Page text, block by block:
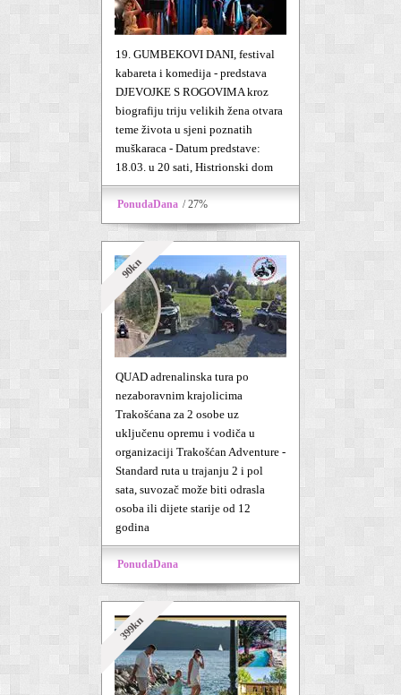
19. GUMBEKOVI DANI, festival
kabareta i komedija - predstava
DJEVOJKE S ROGOVIMA kroz
biografiju triju velikih žena otvara
teme života u sjeni poznatih
muškaraca - Datum predstave:
18.03. u 20 sati, Histrionski dom
PonudaDana / 27%
90kn
QUAD adrenalinska tura po
nezaboravnim krajolicima
Trakošćana za 2 osobe uz
uključenu opremu i vodiča u
organizaciji Trakošćan Adventure -
Standard ruta u trajanju 2 i pol
sata, suvozač može biti odrasla
osoba ili dijete starije od 12
godina
PonudaDana
399kn